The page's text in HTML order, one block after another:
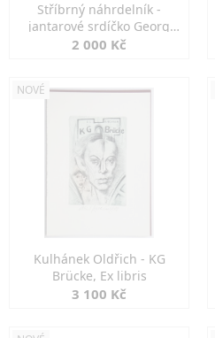
Stříbrný náhrdelník -
jantarové srdíčko Georg
Kramer
2 000 Kč
NOVÉ
Kulhánek Oldřich - KG
Brücke, Ex libris
3 100 Kč